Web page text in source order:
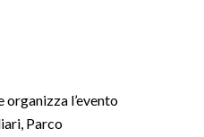
l’evento
Parco